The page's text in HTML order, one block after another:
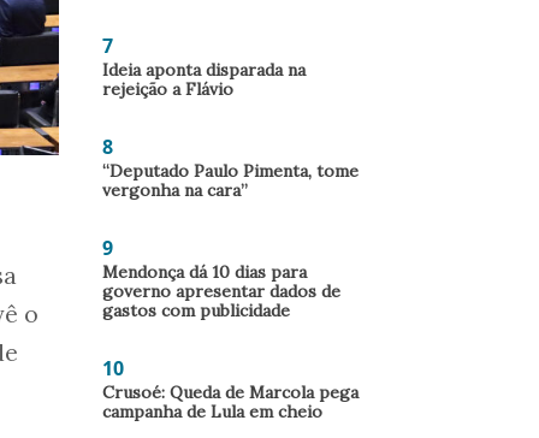
o
7
Ideia aponta disparada na
rejeição a Flávio
8
“Deputado Paulo Pimenta, tome
vergonha na cara”
9
Mendonça dá 10 dias para
governo apresentar dados de
gastos com publicidade
10
Crusoé: Queda de Marcola pega
campanha de Lula em cheio